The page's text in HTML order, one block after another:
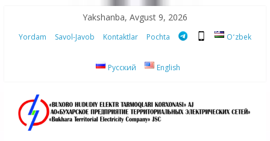
content
Yakshanba, Avgust 9, 2026
Yordam Savol-Javob Kontaktlar Pochta Oʻzbek
Русский English